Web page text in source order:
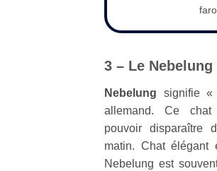
3 – Le Nebelung
Nebelung signifie
allemand. Ce chat
pouvoir disparaître
matin. Chat élégant
Nebelung est